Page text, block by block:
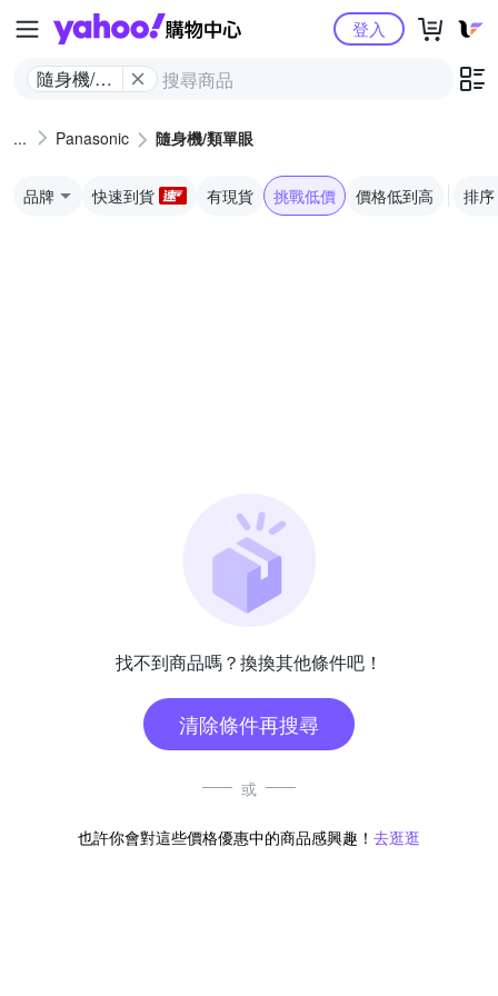
Yahoo購物中心
隨身機/類
登入
Panasonic 隨身機/類單眼
品牌 快速到貨 有現貨 挑戰低價 價格低到高 排序
找不到商品嗎？換換其他條件吧！
清除條件再搜尋
或
也許你會對這些價格優惠中的商品感興趣！ 去逛逛